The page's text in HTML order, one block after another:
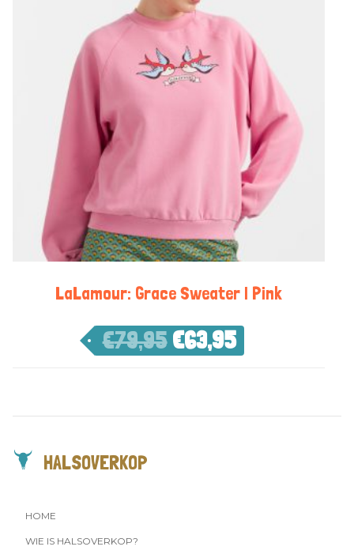
LaLamour: Grace Sweater | Pink
€79,95 €63,95
HALSOVERKOP
HOME
WIE IS HALSOVERKOP?